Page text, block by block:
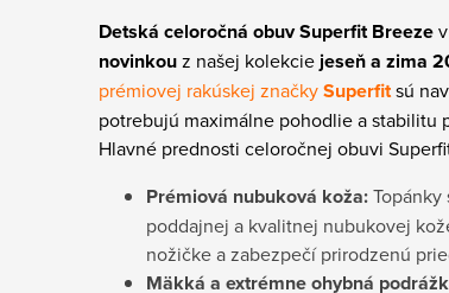
Detská celoročná obuv Superfit Breeze
novinkouz našej kolekciejeseň a zima
prémiovej rakúskej značkySuperfitsú
potrebujú maximálne pohodlie a stabilitu
Hlavné prednosti celoročnej obuvi
Prémiová nubuková koža:
poddajnej a kvalitnej nubukovej
nožičke a zabezpečí prirodzenú
Mäkká a extrémne ohybná